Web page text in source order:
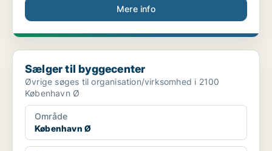
Mere info
Sælger til byggecenter
Sælger til byggecenter
Øvrige søges til organisation/virksomhed i 2100
København Ø
Område
København Ø